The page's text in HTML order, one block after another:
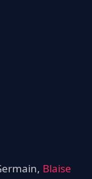
Blaise